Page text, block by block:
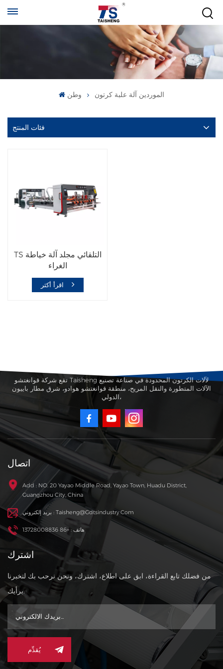
وطن الموردين آلة علبة كرتون
فئات المنتج
TS التلقائي مجلد آلة خياطة
الغراء
تقع شركة قوانغتشو Taisheng لآلات الكرتون المحدودة في صناعة تصنيع
الآلات المتطورة والنقل المريح، منطقة قوانغتشو هوادو، شرق مطار باييون
الدولي،
اتصال
Add : NO. 20 Yayao Middle Road, Yayao Town, Huadu District,
Guangzhou City, China
بريد إلكتروني : Taisheng@gdtsindustry.com
هاتف : +86 13728008836
اشترك
من فضلك تابع القراءة، ابق على اطلاع، اشترك، ونحن نرحب بك لتخبرنا
برأيك.
يُقدِّم